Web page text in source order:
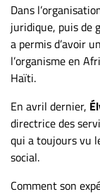
Publicité
Solutions de
recrutements
TROUVEZ-
NOUS
Nous
joindre
À
Dans
juridique, puis de
a permis d’avoir
l’organisme en
Haïti.
En avril dernier,
directrice des
qui a toujours vu
social.
Comment son